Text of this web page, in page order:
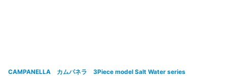
CAMPANELLA カムパネラ 3Piece model Salt Water series